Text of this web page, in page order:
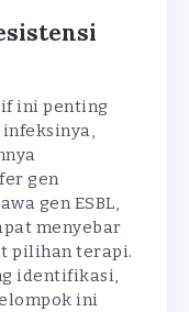
ini penting
gen
gen ESBL,
menyebar
pilihan terapi.
identifikasi,
ini